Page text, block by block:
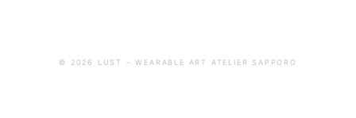
© 2026 LUST – WEARABLE ART ATELIER SAPPORO